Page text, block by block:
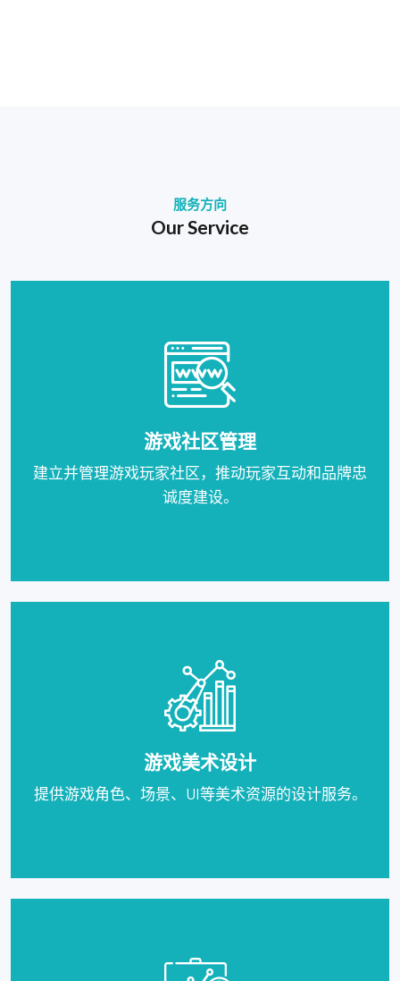
服务方向
Our Service
游戏社区管理
建立并管理游戏玩家社区，推动玩家互动和品牌忠
诚度建设。
游戏美术设计
提供游戏角色、场景、UI等美术资源的设计服务。